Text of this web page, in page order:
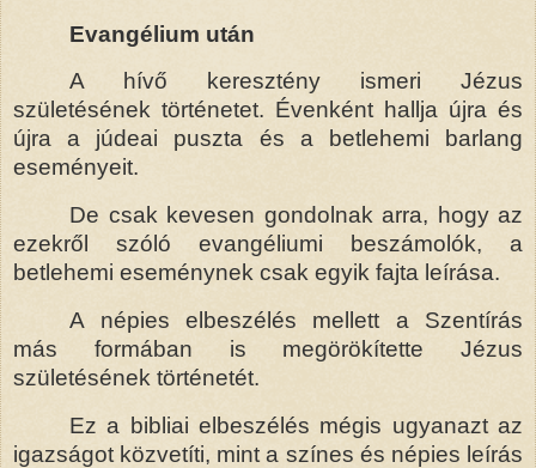
Evangélium után
A hívő keresztény ismeri Jézus
születésének történetet. Évenként hallja újra és
újra a júdeai puszta és a betlehemi barlang
eseményeit.
De csak kevesen gondolnak arra, hogy az
ezekről szóló evangéliumi beszámolók, a
betlehemi eseménynek csak egyik fajta leírása.
A népies elbeszélés mellett a Szentírás
más formában is megörökítette Jézus
születésének történetét.
Ez a bibliai elbeszélés mégis ugyanazt az
igazságot közvetíti, mint a színes és népies leírás